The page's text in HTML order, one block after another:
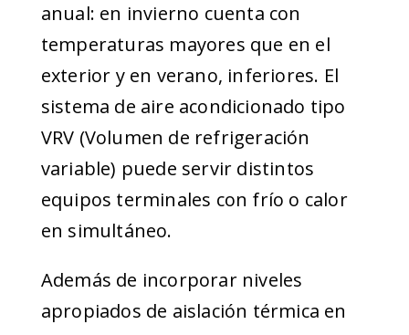
anual: en invierno cuenta con
temperaturas mayores que en el
exterior y en verano, inferiores. El
sistema de aire acondicionado tipo
VRV (Volumen de refrigeración
variable) puede servir distintos
equipos terminales con frío o calor
en simultáneo.
Además de incorporar niveles
apropiados de aislación térmica en